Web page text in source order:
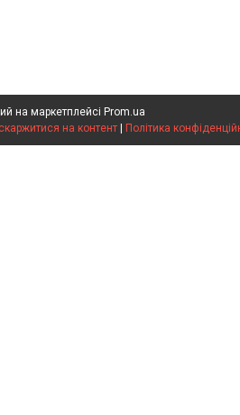
на маркетплейсі Prom.ua
на контент Політика